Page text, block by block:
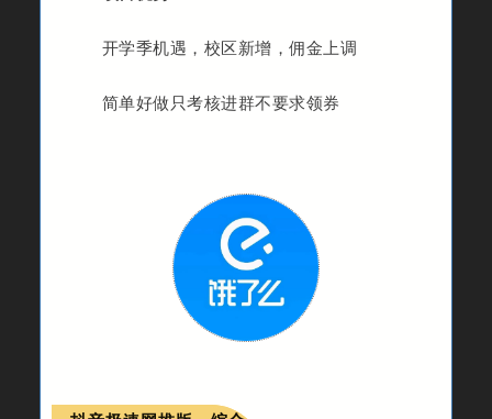
开学季机遇，校区新增，佣金上调
简单好做只考核进群不要求领券